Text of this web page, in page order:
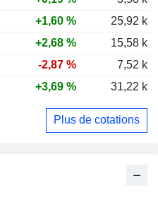
+1,60 %
25,92 k
+2,68 %
15,58 k
-2,87 %
7,52 k
+3,69 % 31,22 k
Plus de cotations